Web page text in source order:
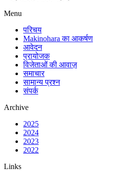
Menu
परिचय
Makinohara का आकर्षण
आवेदन
प्रायोजक
विजेताओं की आवाज़
समाचार
सामान्य प्रश्न
संपर्क
Archive
2025
2024
2023
2022
Links